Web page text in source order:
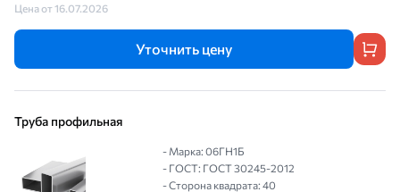
Цена от 16.07.2026
Уточнить цену
Труба профильная
- Марка: 06ГН1Б
- ГОСТ: ГОСТ 30245-2012
- Сторона квадрата: 40